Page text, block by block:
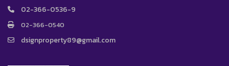
02-366-0536-9
02-366-0540
dsignproperty89@gmail.com